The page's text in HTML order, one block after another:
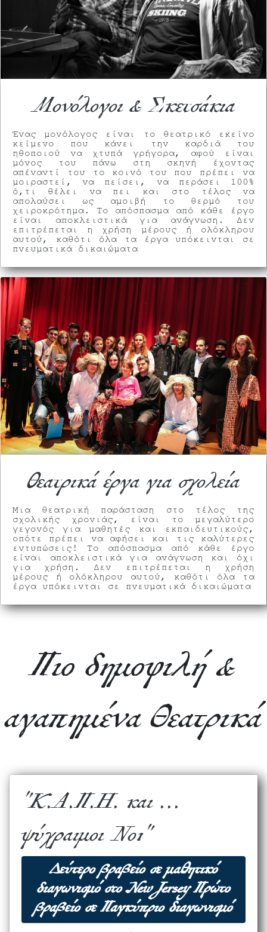
Μονόλογοι & Σκετσάκια
Ένας μονόλογος είναι το θεατρικό εκείνο
κείμενο που κάνει την καρδιά του
ηθοποιού να χτυπά γρήγορα, αφού είναι
μόνος του πάνω στη σκηνή έχοντας
απέναντί του το κοινό του που πρέπει να
μοιραστεί, να πείσει, να περάσει 100%
ό,τι θέλει να πει και στο τέλος να
απολαύσει ως αμοιβή το θερμό του
χειροκρότημα. Το απόσπασμα από κάθε έργο
είναι αποκλειστικά για ανάγνωση. Δεν
επιτρέπεται η χρήση μέρους ή ολόκληρου
αυτού, καθότι όλα τα έργα υπόκεινται σε
πνευματικά δικαιώματα
θεατρικά έργα για σχολεία
Μια θεατρική παράσταση στο τέλος της
σχολικής χρονιάς, είναι το μεγαλύτερο
γεγονός για μαθητές και εκπαιδευτικούς,
οπότε πρέπει να αφήσει και τις καλύτερες
εντυπώσεις! Το απόσπασμα από κάθε έργο
είναι αποκλειστικά για ανάγνωση και όχι
για χρήση. Δεν επιτρέπεται η χρήση
μέρους ή ολόκληρου αυτού, καθότι όλα τα
έργα υπόκεινται σε πνευματικά δικαιώματα
Πιο δημοφιλή &
αγαπημένα Θεατρικά
"Κ.Α.Π.Η. και ...
ψύχραιμοι Νο1"
Δεύτερο βραβείο σε μαθητικό
διαγωνισμό στο New Jersey Πρώτο
βραβείο σε Παγκύπριο διαγωνισμό